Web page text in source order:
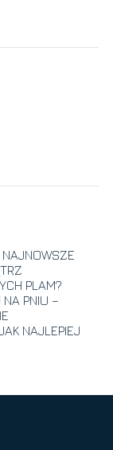
NAJNOWSZE
PLAM?
NA PNIU –
NAJLEPIEJ